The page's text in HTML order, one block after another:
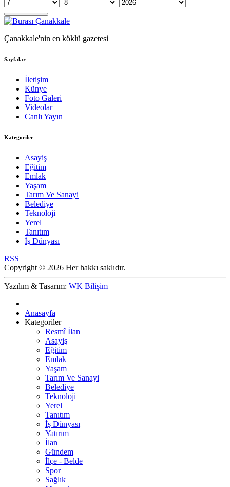
Çanakkale'nin en köklü gazetesi
Sayfalar
İletişim
Künye
Foto Galeri
Videolar
Canlı Yayın
Kategoriler
Asayiş
Eğitim
Emlak
Yaşam
Tarım Ve Sanayi
Belediye
Teknoloji
Yerel
Tanıtım
İş Dünyası
RSS
Copyright © 2026 Her hakkı saklıdır.
Yazılım & Tasarım: WK Bilişim
Anasayfa
Kategoriler
Resmî İlan
Asayiş
Eğitim
Emlak
Yaşam
Tarım Ve Sanayi
Belediye
Teknoloji
Yerel
Tanıtım
İş Dünyası
Yatırım
İlan
Gündem
İlçe - Belde
Spor
Sağlık